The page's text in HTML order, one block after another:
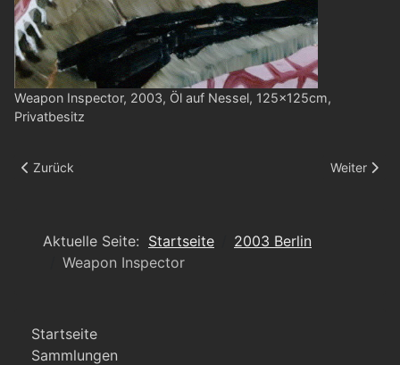
Weapon Inspector, 2003, Öl auf Nessel, 125x125cm,
Privatbesitz
Vorheriger Beitrag: Mönche II
Zurück Nächster
Weiter
Aktuelle Seite: Startseite
2003 Berlin
Weapon Inspector
Startseite
Sammlungen